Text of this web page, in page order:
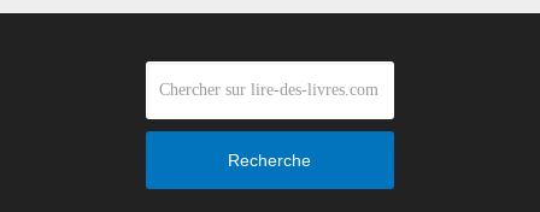
Recherche